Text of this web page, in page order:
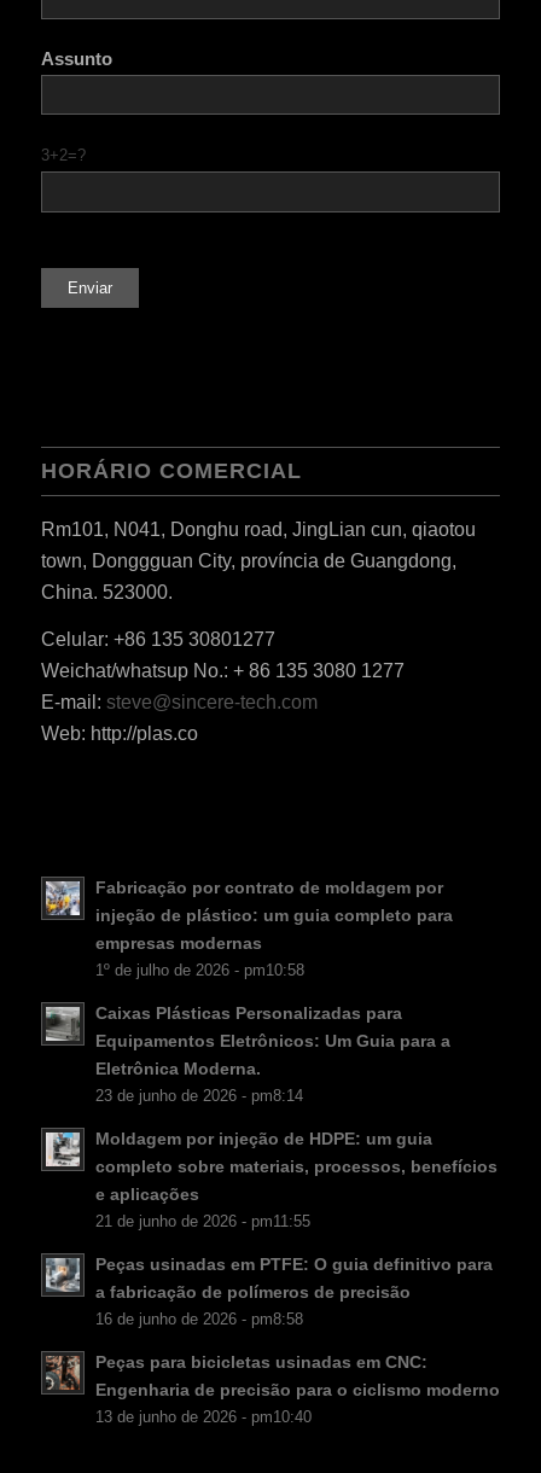
Assunto
3+2=?
HORÁRIO COMERCIAL
Rm101, N041, Donghu road, JingLian cun, qiaotou
town, Donggguan City, província de Guangdong,
China. 523000.
Celular: +86 135 30801277
Weichat/whatsup No.: + 86 135 3080 1277
E-mail: steve@sincere-tech.com
Web: http://plas.co
Fabricação por contrato de moldagem por
injeção de plástico: um guia completo para
empresas modernas
1º de julho de 2026 - pm10:58
Caixas Plásticas Personalizadas para
Equipamentos Eletrônicos: Um Guia para a
Eletrônica Moderna.
23 de junho de 2026 - pm8:14
Moldagem por injeção de HDPE: um guia
completo sobre materiais, processos, benefícios
e aplicações
21 de junho de 2026 - pm11:55
Peças usinadas em PTFE: O guia definitivo para
a fabricação de polímeros de precisão
16 de junho de 2026 - pm8:58
Peças para bicicletas usinadas em CNC:
Engenharia de precisão para o ciclismo moderno
13 de junho de 2026 - pm10:40
DE
RU
NL
PL
ES
JA
KO
CS
DA
FI
NB
EL
ES_MX